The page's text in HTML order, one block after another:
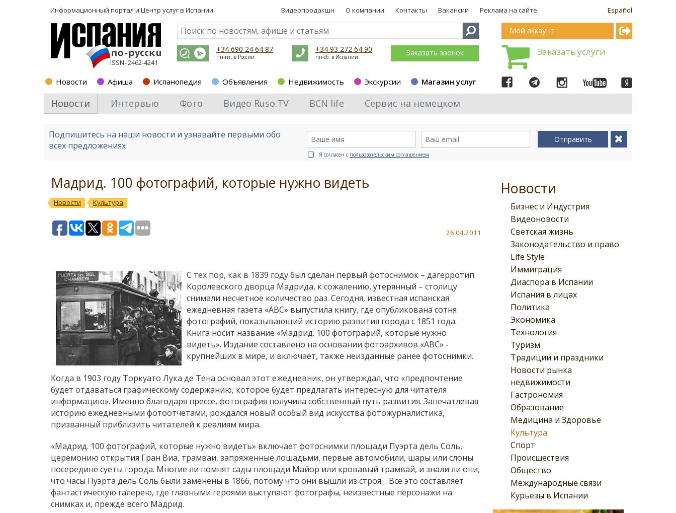
Информационный портал и Центр услуг в Испании Español
Видеопродакшн О компании Контакты Вакансии Реклама на сайте
ISSN–2462-4241
+34 690 24 64 87
пн-пт, в России
+34 93 272 64 90
пн-сб. в Испании Заказать звонок
Новости Афиша Испанопедия Объявления Недвижимость Экскурсии Магазин услуг
Мой аккаунт
Заказать услуги
Новости Интервью Фото Видео Ruso.TV BCN life Сервис на немецком
Подпишитесь на наши новости и узнавайте первыми обо
всех предложениях
Отправить
Я согласен с пользовательским соглашением
Новости
Бизнес и Индустрия
Видеоновости
Светская жизнь
Законодательство и право
Life Style
Иммиграция
Диаспора в Испании
Испания в лицах
Политика
Экономика
Технология
Туризм
Традиции и праздники
Новости рынка
недвижимости
Гастрономия
Образование
Медицина и Здоровье
Культура
Спорт
Происшествия
Общество
Международные связи
Курьезы в Испании
Мадрид. 100 фотографий, которые нужно видеть
Новости Культура
26.04.2011
С тех пор, как в 1839 году был сделан первый фотоснимок – дагерротип
Королевского дворца Мадрида, к сожалению, утерянный – столицу
снимали несчетное количество раз. Сегодня, известная испанская
ежедневная газета «ABC» выпустила книгу, где опубликована сотня
фотографий, показывающий историю развития города с 1851 года.
Книга носит название «Мадрид. 100 фотографий, которые нужно
видеть». Издание составлено на основании фотоархивов «ABC» -
крупнейших в мире, и включает, также неизданные ранее фотоснимки.
Когда в 1903 году Торкуато Лука де Тена основал этот ежедневник, он утверждал, что «предпочтение
будет отдаваться графическому содержанию, которое будет предлагать интересную для читателя
информацию». Именно благодаря прессе, фотография получила собственный путь развития. Запечатлевая
историю ежедневными фотоотчетами, рождался новый особый вид искусства фотожурналистика,
призванный приблизить читателей к реалиям мира.
«Мадрид. 100 фотографий, которые нужно видеть» включает фотоснимки площади Пуэрта дель Соль,
церемонию открытия Гран Виа, трамваи, запряженные лошадьми, первые автомобили, шары или слоны
посередине суеты города. Многие ли помнят сады площади Майор или кровавый трамвай, и знали ли они,
что часы Пуэрта дель Соль были заменены в 1866, потому что они вышли из строя… Все это составляет
фантастическую галерею, где главными героями выступают фотографы, неизвестные персонажи на
снимках и, прежде всего Мадрид.